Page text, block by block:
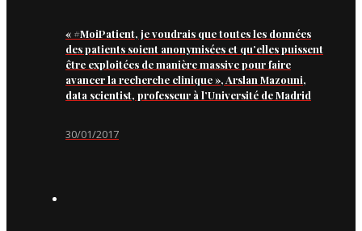
« #MoiPatient, je voudrais que toutes les données
des patients soient anonymisées et qu’elles puissent
être exploitées de manière massive pour faire
avancer la recherche clinique », Arslan Mazouni,
data scientist, professeur à l’Université de Madrid
30/01/2017